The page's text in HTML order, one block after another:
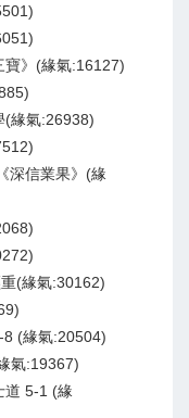
》(緣氣:16127)
緣氣:26938)
深信業果》(緣
(緣氣:30162)
(緣氣:20504)
氣:19367)
道 5-1 (緣